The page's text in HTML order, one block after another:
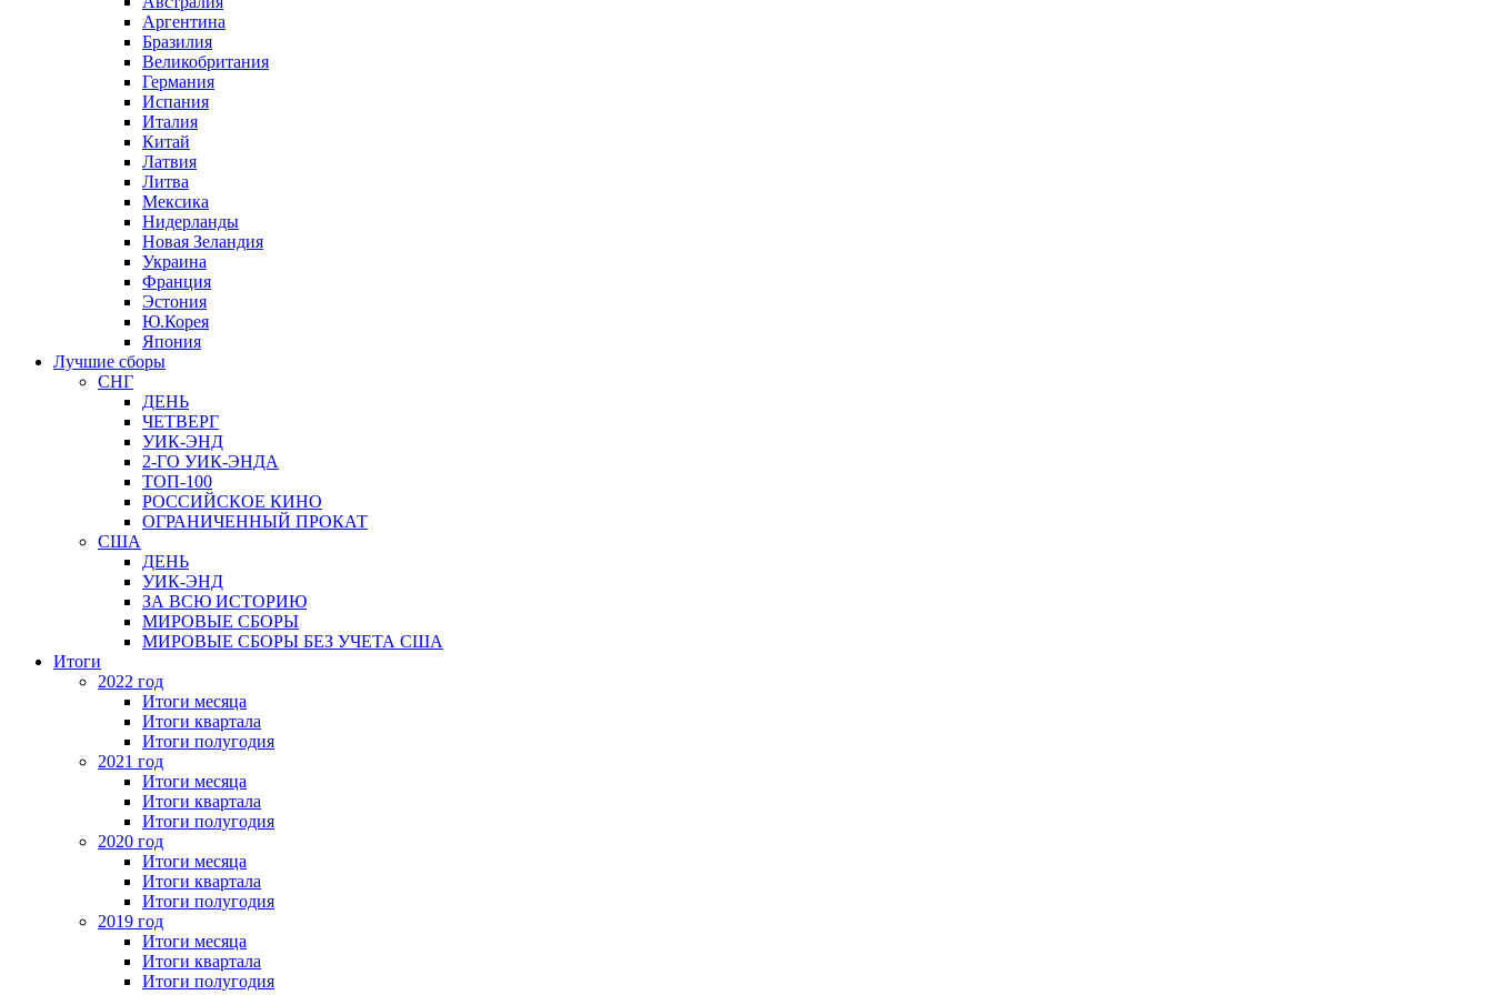
Аргентина
Бразилия
Великобритания
Германия
Испания
Италия
Китай
Латвия
Литва
Мексика
Нидерланды
Новая Зеландия
Украина
Франция
Эстония
Ю.Корея
Япония
Лучшие сборы
СНГ
ДЕНЬ
ЧЕТВЕРГ
УИК-ЭНД
2-ГО УИК-ЭНДА
ТОП-100
РОССИЙСКОЕ КИНО
ОГРАНИЧЕННЫЙ ПРОКАТ
США
ДЕНЬ
УИК-ЭНД
ЗА ВСЮ ИСТОРИЮ
МИРОВЫЕ СБОРЫ
МИРОВЫЕ СБОРЫ БЕЗ УЧЕТА США
Итоги
2022 год
Итоги месяца
Итоги квартала
Итоги полугодия
2021 год
Итоги месяца
Итоги квартала
Итоги полугодия
2020 год
Итоги месяца
Итоги квартала
Итоги полугодия
2019 год
Итоги месяца
Итоги квартала
Итоги полугодия